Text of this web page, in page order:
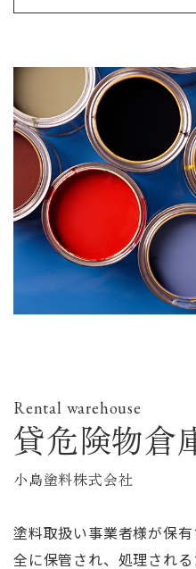
Rental warehouse
貸危険物倉
小島塗料株式会社
塗料取扱い事業者様が保
全に保管され、処理される